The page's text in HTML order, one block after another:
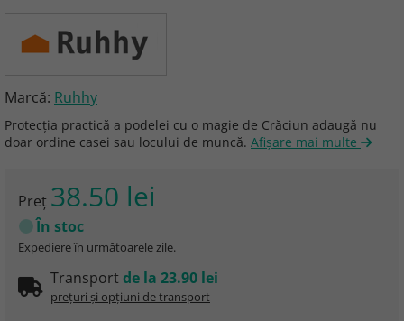
Marcă: Ruhhy
Protecția practică a podelei cu o magie de Crăciun adaugă nu
doar ordine casei sau locului de muncă. Afişare mai multe
Preţ 38.50 lei
În stoc
Expediere în următoarele zile.
Transport de la 23.90 lei
prețuri și opțiuni de transport